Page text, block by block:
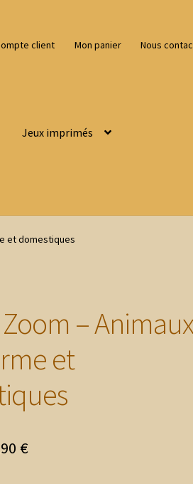
client Mon panier Nous
Jeux imprimés
et domestiques
–
et
€Plage